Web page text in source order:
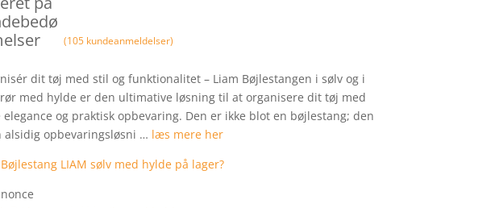
(105kundeanmeldelser)
dit tøj med stil og funktionalitet – Liam Bøjlestangen i sølv og i
med hylde er den ultimative løsning til at organisere dit tøj med
elegance og praktisk opbevaring. Den er ikke blot en bøjlestang; den
alsidig opbevaringsløsni … læs mere her